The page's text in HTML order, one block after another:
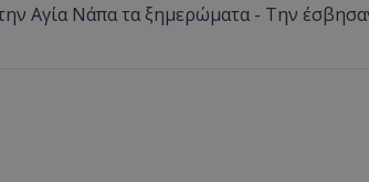
Αγία Νάπα τα ξημερώματα - Την